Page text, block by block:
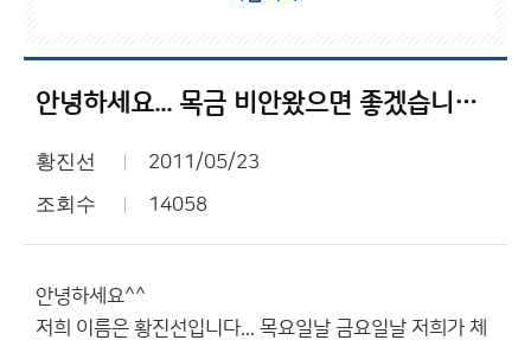
안녕하세요... 목금 비안왔으면 좋겠습니다.. 이유는... 글읽어보시길...
황진선 2011/05/23
조회수 14058
안녕하세요^^
저희 이름은 황진선입니다... 목요일날 금요일날 저희가 체